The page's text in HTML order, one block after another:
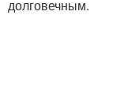
долговечным.